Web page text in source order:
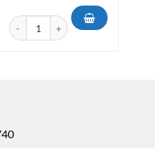
quantité de Cartouche d'encre HP